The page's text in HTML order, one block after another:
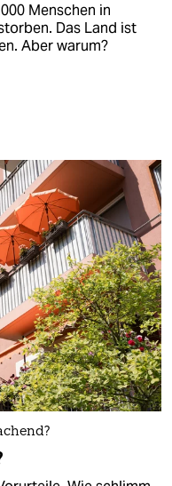
Menschen in
Das Land ist
Aber warum?